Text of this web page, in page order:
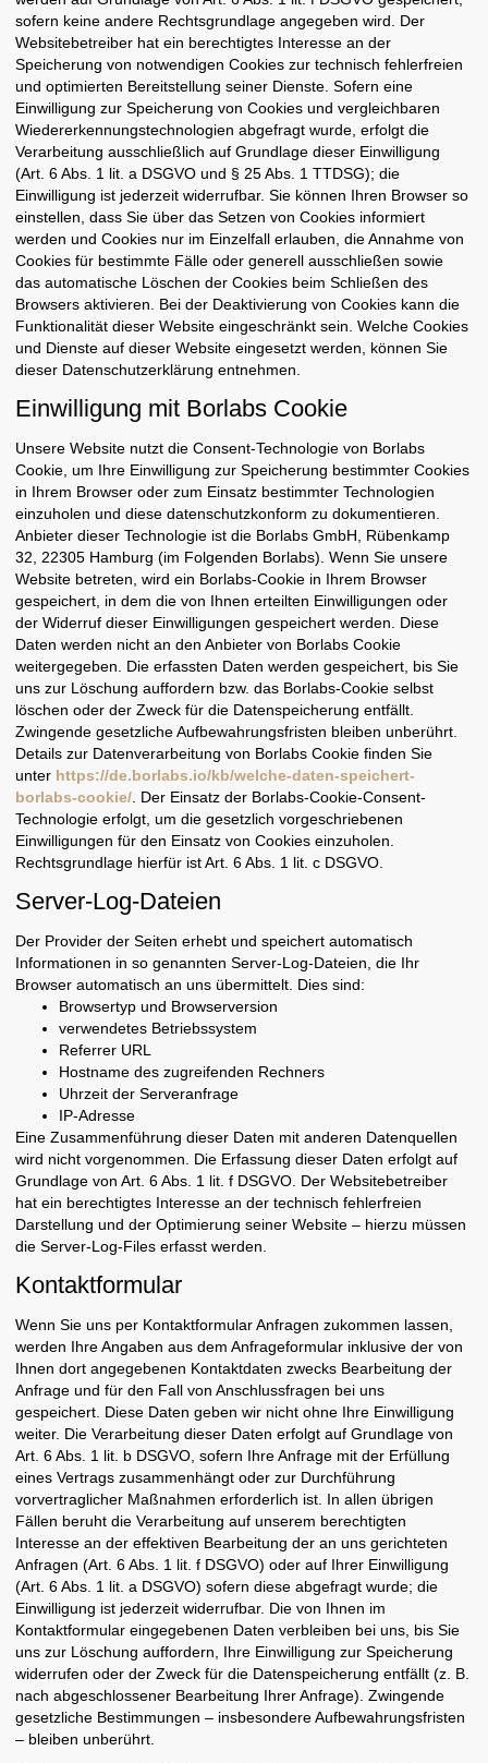
sofern keine andere Rechtsgrundlage angegeben wird. Der
Websitebetreiber hat ein berechtigtes Interesse an der
Speicherung von notwendigen Cookies zur technisch fehlerfreien
und optimierten Bereitstellung seiner Dienste. Sofern eine
Einwilligung zur Speicherung von Cookies und vergleichbaren
Wiedererkennungstechnologien abgefragt wurde, erfolgt die
Verarbeitung ausschließlich auf Grundlage dieser Einwilligung
(Art. 6 Abs. 1 lit. a DSGVO und § 25 Abs. 1 TTDSG); die
Einwilligung ist jederzeit widerrufbar. Sie können Ihren Browser so
einstellen, dass Sie über das Setzen von Cookies informiert
werden und Cookies nur im Einzelfall erlauben, die Annahme von
Cookies für bestimmte Fälle oder generell ausschließen sowie
das automatische Löschen der Cookies beim Schließen des
Browsers aktivieren. Bei der Deaktivierung von Cookies kann die
Funktionalität dieser Website eingeschränkt sein. Welche Cookies
und Dienste auf dieser Website eingesetzt werden, können Sie
dieser Datenschutzerklärung entnehmen.
Einwilligung mit Borlabs Cookie
Unsere Website nutzt die Consent-Technologie von Borlabs
Cookie, um Ihre Einwilligung zur Speicherung bestimmter Cookies
in Ihrem Browser oder zum Einsatz bestimmter Technologien
einzuholen und diese datenschutzkonform zu dokumentieren.
Anbieter dieser Technologie ist die Borlabs GmbH, Rübenkamp
32, 22305 Hamburg (im Folgenden Borlabs). Wenn Sie unsere
Website betreten, wird ein Borlabs-Cookie in Ihrem Browser
gespeichert, in dem die von Ihnen erteilten Einwilligungen oder
der Widerruf dieser Einwilligungen gespeichert werden. Diese
Daten werden nicht an den Anbieter von Borlabs Cookie
weitergegeben. Die erfassten Daten werden gespeichert, bis Sie
uns zur Löschung auffordern bzw. das Borlabs-Cookie selbst
löschen oder der Zweck für die Datenspeicherung entfällt.
Zwingende gesetzliche Aufbewahrungsfristen bleiben unberührt.
Details zur Datenverarbeitung von Borlabs Cookie finden Sie
unter https://de.borlabs.io/kb/welche-daten-speichert-
borlabs-cookie/ . Der Einsatz der Borlabs-Cookie-Consent-
Technologie erfolgt, um die gesetzlich vorgeschriebenen
Einwilligungen für den Einsatz von Cookies einzuholen.
Rechtsgrundlage hierfür ist Art. 6 Abs. 1 lit. c DSGVO.
Server-Log-Dateien
Der Provider der Seiten erhebt und speichert automatisch
Informationen in so genannten Server-Log-Dateien, die Ihr
Browser automatisch an uns übermittelt. Dies sind:
Browsertyp und Browserversion
verwendetes Betriebssystem
Referrer URL
Hostname des zugreifenden Rechners
Uhrzeit der Serveranfrage
IP-Adresse
Eine Zusammenführung dieser Daten mit anderen Datenquellen
wird nicht vorgenommen. Die Erfassung dieser Daten erfolgt auf
Grundlage von Art. 6 Abs. 1 lit. f DSGVO. Der Websitebetreiber
hat ein berechtigtes Interesse an der technisch fehlerfreien
Darstellung und der Optimierung seiner Website – hierzu müssen
die Server-Log-Files erfasst werden.
Kontaktformular
Wenn Sie uns per Kontaktformular Anfragen zukommen lassen,
werden Ihre Angaben aus dem Anfrageformular inklusive der von
Ihnen dort angegebenen Kontaktdaten zwecks Bearbeitung der
Anfrage und für den Fall von Anschlussfragen bei uns
gespeichert. Diese Daten geben wir nicht ohne Ihre Einwilligung
weiter. Die Verarbeitung dieser Daten erfolgt auf Grundlage von
Art. 6 Abs. 1 lit. b DSGVO, sofern Ihre Anfrage mit der Erfüllung
eines Vertrags zusammenhängt oder zur Durchführung
vorvertraglicher Maßnahmen erforderlich ist. In allen übrigen
Fällen beruht die Verarbeitung auf unserem berechtigten
Interesse an der effektiven Bearbeitung der an uns gerichteten
Anfragen (Art. 6 Abs. 1 lit. f DSGVO) oder auf Ihrer Einwilligung
(Art. 6 Abs. 1 lit. a DSGVO) sofern diese abgefragt wurde; die
Einwilligung ist jederzeit widerrufbar. Die von Ihnen im
Kontaktformular eingegebenen Daten verbleiben bei uns, bis Sie
uns zur Löschung auffordern, Ihre Einwilligung zur Speicherung
widerrufen oder der Zweck für die Datenspeicherung entfällt (z. B.
nach abgeschlossener Bearbeitung Ihrer Anfrage). Zwingende
gesetzliche Bestimmungen – insbesondere Aufbewahrungsfristen
– bleiben unberührt.